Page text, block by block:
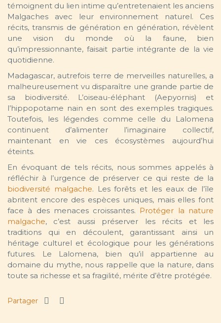
témoignent du lien intime qu’entretenaient les anciens
Malgaches avec leur environnement naturel. Ces
récits, transmis de génération en génération, révèlent
une vision du monde où la faune, bien
qu’impressionnante, faisait partie intégrante de la vie
quotidienne.
Madagascar, autrefois terre de merveilles naturelles, a
malheureusement vu disparaître une grande partie de
sa biodiversité. L’oiseau-éléphant (Aepyornis) et
l’hippopotame nain en sont des exemples tragiques.
Toutefois, les légendes comme celle du Lalomena
continuent d’alimenter l’imaginaire collectif,
maintenant en vie ces écosystèmes aujourd’hui
éteints.
En évoquant de tels récits, nous sommes appelés à
réfléchir à l’urgence de préserver ce qui reste de la
biodiversité malgache. Les forêts et les eaux de l’île
abritent encore des espèces uniques, mais elles font
face à des menaces croissantes. Protéger la nature
malgache, c’est aussi préserver les récits et les
traditions qui en découlent, garantissant ainsi un
héritage culturel et écologique pour les générations
futures. Le Lalomena, bien qu’il appartienne au
domaine du mythe, nous rappelle que la nature, dans
toute sa richesse et sa fragilité, mérite d’être protégée.
Partager